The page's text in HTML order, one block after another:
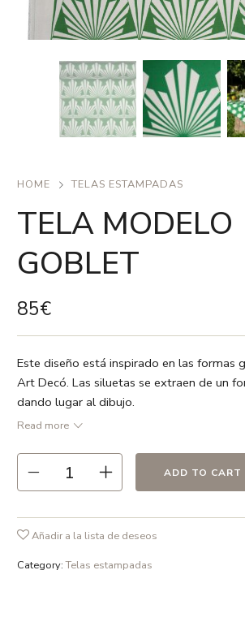
HOME TELAS ESTAMPADAS
TELA MODELO
GOBLET
85€
Este diseño está inspirado en las formas
Art Decó. Las siluetas se extraen de un
dando lugar al dibujo.
Ancho 137 cm Precio/metro
● Verde Foresta / Blanco
● 55% lino 45% algodón
● Ancho 137 cm
● Recomendamos lavado en frío ó a 30º
Read more
ADD TO CART
Añadir a la lista de deseos
Category:Telas estampadas